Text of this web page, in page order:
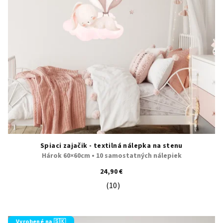
Spiaci zajačik - textilná nálepka na stenu
Hárok 60×60cm • 10 samostatných nálepiek
24,90 €
Priemerné hodnotenie produktu
(10)